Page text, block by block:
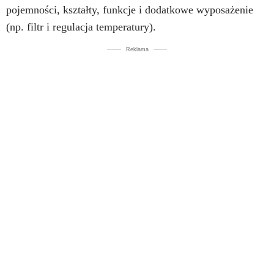
pojemności, kształty, funkcje i dodatkowe wyposażenie
(np. filtr i regulacja temperatury).
Reklama